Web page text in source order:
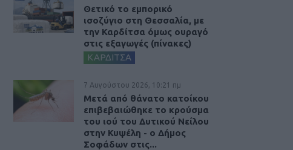
Θετικό το εμπορικό
ισοζύγιο στη Θεσσαλία, με
την Καρδίτσα όμως ουραγό
στις εξαγωγές (πίνακες)
ΚΑΡΔΙΤΣΑ
7 Αυγούστου 2026, 10:21 πμ
Μετά από θάνατο κατοίκου
επιβεβαιώθηκε το κρούσμα
του ιού του Δυτικού Νείλου
στην Κυψέλη - ο Δήμος
Σοφάδων στις...